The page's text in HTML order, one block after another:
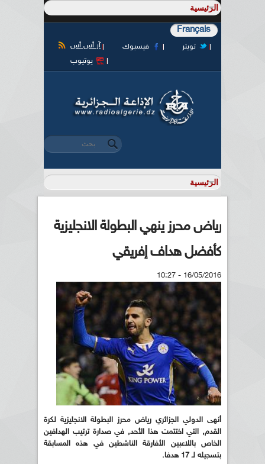
Français
آر أس أس فيسبوك
تويتر
يوتيوب
استمارة البحث
‏بحث ‏
رياض محرز ينهي البطولة الانجليزية
كأفضل هداف إفريقي
16/05/2016 - 10:27
أنهى الدولي الجزائري رياض محرز البطولة الانجليزية لكرة
القدم, التي اختتمت هذا الأحد, في صدارة ترتيب الهدافين
الخاص باللاعبين الأفارقة الناشطين في هذه المسابقة
بتسجيله لـ 17 هدفا.